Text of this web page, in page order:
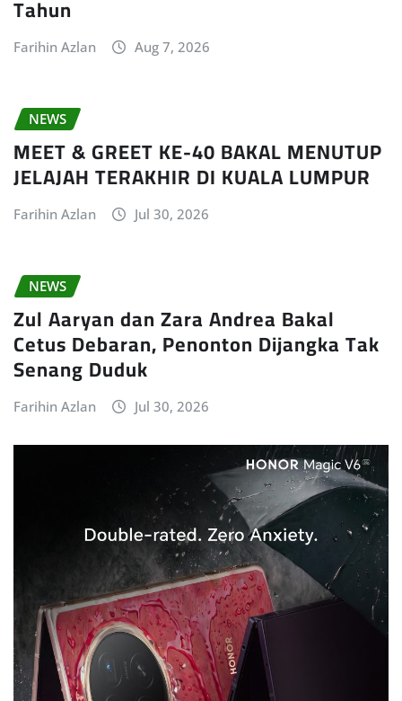
Tahun
Farihin Azlan Aug 7, 2026
NEWS
MEET & GREET KE-40 BAKAL MENUTUP
JELAJAH TERAKHIR DI KUALA LUMPUR
Farihin Azlan Jul 30, 2026
NEWS
Zul Aaryan dan Zara Andrea Bakal
Cetus Debaran, Penonton Dijangka Tak
Senang Duduk
Farihin Azlan Jul 30, 2026